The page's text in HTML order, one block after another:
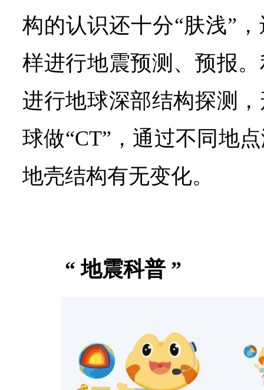
构的认识还十分“肤浅”
样进行地震预测、预报
进行地球深部结构探测
球做“CT”，通过不同地
地壳结构有无变化。
“ 地震科普 ”